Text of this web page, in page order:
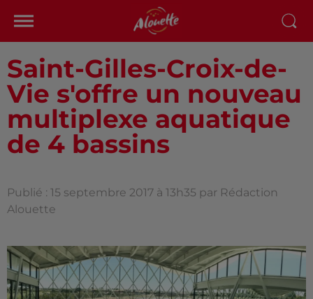
Saint-Gilles-Croix-de-
Vie s'offre un nouveau
multiplexe aquatique
de 4 bassins
Publié : 15 septembre 2017 à 13h35 par Rédaction
Alouette